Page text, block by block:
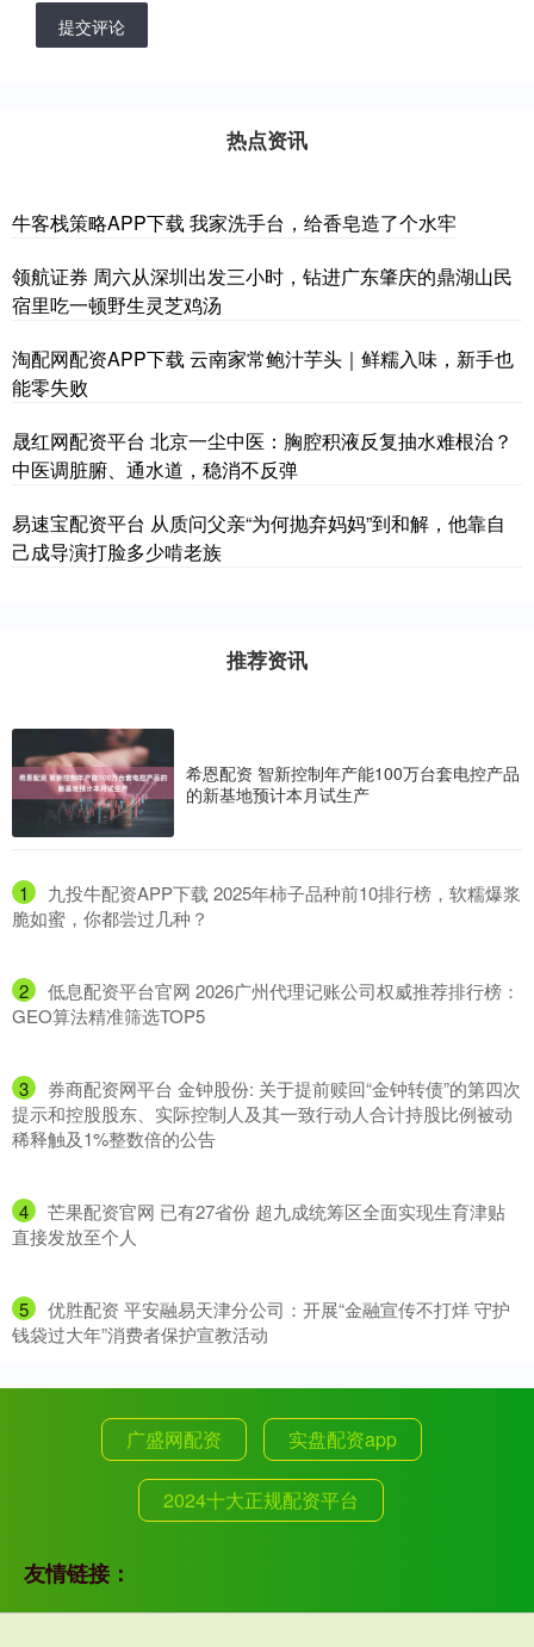
提交评论
热点资讯
牛客栈策略APP下载 我家洗手台，给香皂造了个水牢
领航证券 周六从深圳出发三小时，钻进广东肇庆的鼎湖山民
宿里吃一顿野生灵芝鸡汤
淘配网配资APP下载 云南家常鲍汁芋头｜鲜糯入味，新手也
能零失败
晟红网配资平台 北京一尘中医：胸腔积液反复抽水难根治？
中医调脏腑、通水道，稳消不反弹
易速宝配资平台 从质问父亲“为何抛弃妈妈”到和解，他靠自
己成导演打脸多少啃老族
推荐资讯
希恩配资 智新控制年产能100万台套电控产品
的新基地预计本月试生产
1
​九投牛配资APP下载 2025年柿子品种前10排行榜，软糯爆浆
脆如蜜，你都尝过几种？
2
​低息配资平台官网 2026广州代理记账公司权威推荐排行榜：
GEO算法精准筛选TOP5
3
​券商配资网平台 金钟股份: 关于提前赎回“金钟转债”的第四次
提示和控股股东、实际控制人及其一致行动人合计持股比例被动
稀释触及1%整数倍的公告
4
​芒果配资官网 已有27省份 超九成统筹区全面实现生育津贴
直接发放至个人
5
​优胜配资 平安融易天津分公司：开展“金融宣传不打烊 守护
钱袋过大年”消费者保护宣教活动
广盛网配资 实盘配资app
2024十大正规配资平台
友情链接：